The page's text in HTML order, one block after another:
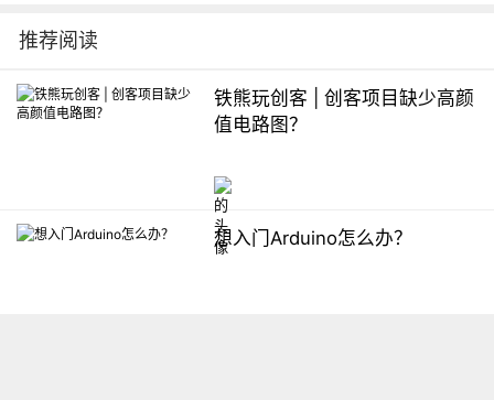
推荐阅读
铁熊玩创客 | 创客项目缺少高颜
值电路图？
想入门Arduino怎么办？